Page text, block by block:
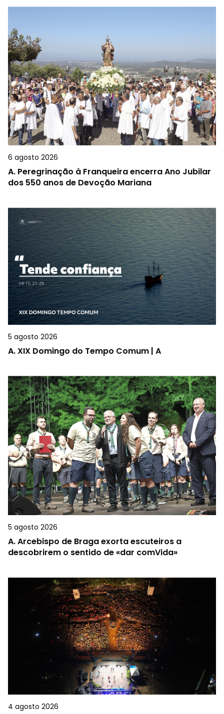
6 agosto 2026
A. Peregrinação à Franqueira encerra Ano Jubilar
dos 550 anos de Devoção Mariana
5 agosto 2026
A.XIX Domingo do Tempo Comum | A
5 agosto 2026
A.Arcebispo de Braga exorta escuteiros a
descobrirem o sentido de «dar comVida»
4 agosto 2026